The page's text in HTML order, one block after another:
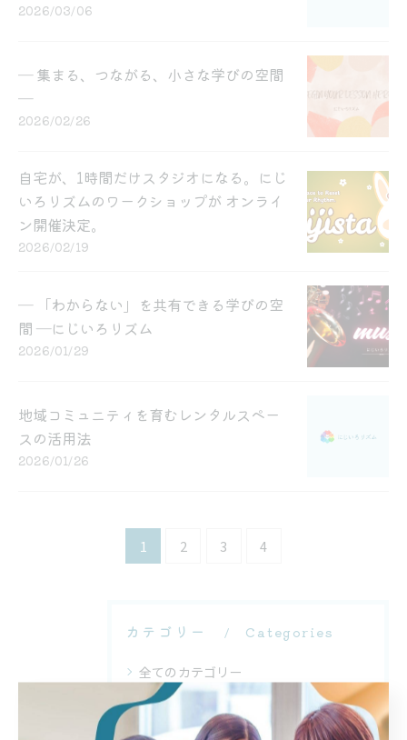
2026/03/06
― 集まる、つながる、小さな学びの空間
―
2026/02/26
自宅が、1時間だけスタジオになる。にじ
いろリズムのワークショップが オンライ
ン開催決定。
2026/02/19
― 「わからない」を共有できる学びの空
間 ―にじいろリズム
2026/01/29
地域コミュニティを育むレンタルスペー
スの活用法
2026/01/26
1 2 3 4
カテゴリー Categories
全てのカテゴリー
趣味
習い事